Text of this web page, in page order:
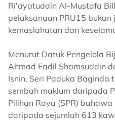
Ri'ayatuddin Al-Mustafa
pelaksanaan PRU15
kemaslahatan dan
Menurut Datuk Pengelola
Ahmad Fadil Shamsuddin
Isnin, Seri Paduka Baginda
sembah maklum daripada
Pilihan Raya (SPR)
daripada sejumlah 613